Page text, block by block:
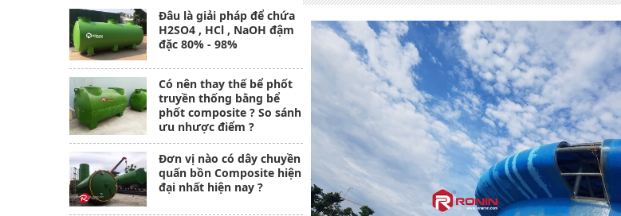
Đâu là giải pháp để chứa
H2SO4 , HCl , NaOH đậm
đặc 80% - 98%
Có nên thay thế bể phốt
truyền thống bằng bể
phốt composite ? So sánh
ưu nhược điểm ?
Đơn vị nào có dây chuyền
quấn bồn Composite hiện
đại nhất hiện nay ?